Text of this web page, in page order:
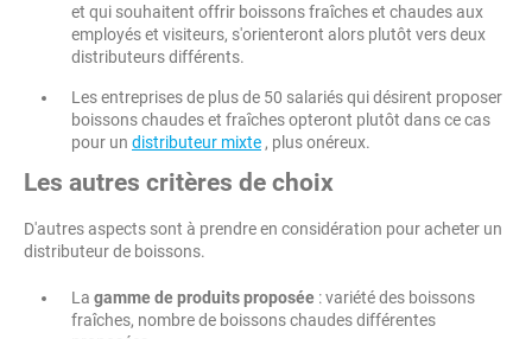
et qui souhaitent offrir boissons fraîches et chaudes aux
employés et visiteurs, s'orienteront alors plutôt vers deux
distributeurs différents.
Les entreprises de plus de 50 salariés qui désirent proposer
boissons chaudes et fraîches opteront plutôt dans ce cas
pour un distributeur mixte , plus onéreux.
Les autres critères de choix
D'autres aspects sont à prendre en considération pour acheter un
distributeur de boissons.
La gamme de produits proposée : variété des boissons
fraîches, nombre de boissons chaudes différentes